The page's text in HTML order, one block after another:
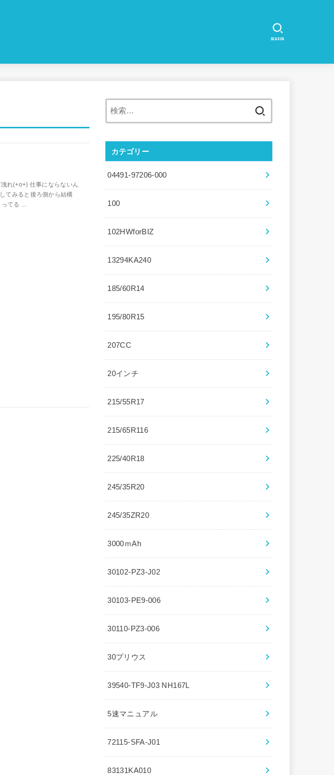
SEARCH
れ(+o+) 仕事にならないん
てみると後ろ側から結構
てる ...
カテゴリー
04491-97206-000
100
102HWforBIZ
13294KA240
185/60R14
195/80R15
207CC
20インチ
215/55R17
215/65R116
225/40R18
245/35R20
245/35ZR20
3000ｍAh
30102-PZ3-J02
30103-PE9-006
30110-PZ3-006
30プリウス
39540-TF9-J03 NH167L
5速マニュアル
72115-SFA-J01
83131KA010